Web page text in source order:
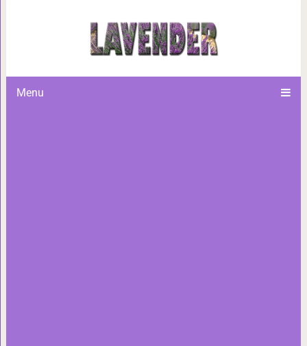
Menu
16 ситуаций, когда
провалы, и теперь они